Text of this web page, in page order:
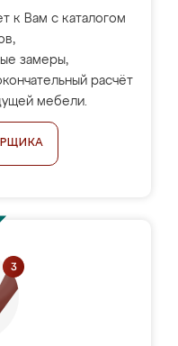
к Вам с каталогом
замеры,
расчёт
мебели.